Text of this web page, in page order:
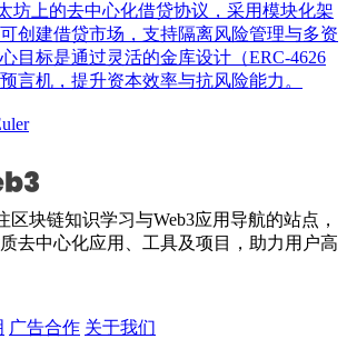
坊上的去中心化借贷协议，采用模块化架
创建借贷市场，支持隔离风险管理与多资
目标是通过灵活的金库设计（ERC-4626
言机，提升资本效率与抗风险能力。
区块链知识学习与Web3应用导航的站点，
去中心化应用、工具及项目，助力用户高
广告合作 关于我们